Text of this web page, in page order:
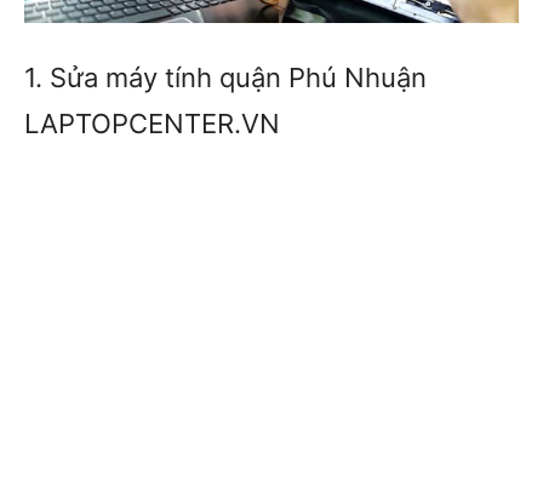
1. Sửa máy tính quận Phú Nhuận
LAPTOPCENTER.VN